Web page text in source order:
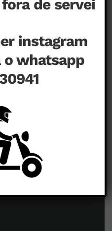
de servei
instagram
o whatsapp